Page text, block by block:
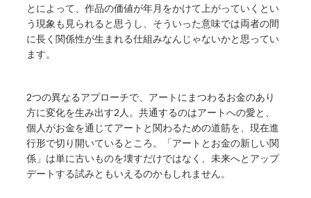
とによって、作品の価値が年月をかけて上がっていくとい
う現象も見られると思うし、そういった意味では両者の間
に長く関係性が生まれる仕組みなんじゃないかと思ってい
ます。
2つの異なるアプローチで、アートにまつわるお金のあり
方に変化を生み出す2人。共通するのはアートへの愛と、
個人がお金を通じてアートと関わるための道筋を、現在進
行形で切り開いているところ。「アートとお金の新しい関
係」は単に古いものを壊すだけではなく、未来へとアップ
デートする試みともいえるのかもしれません。